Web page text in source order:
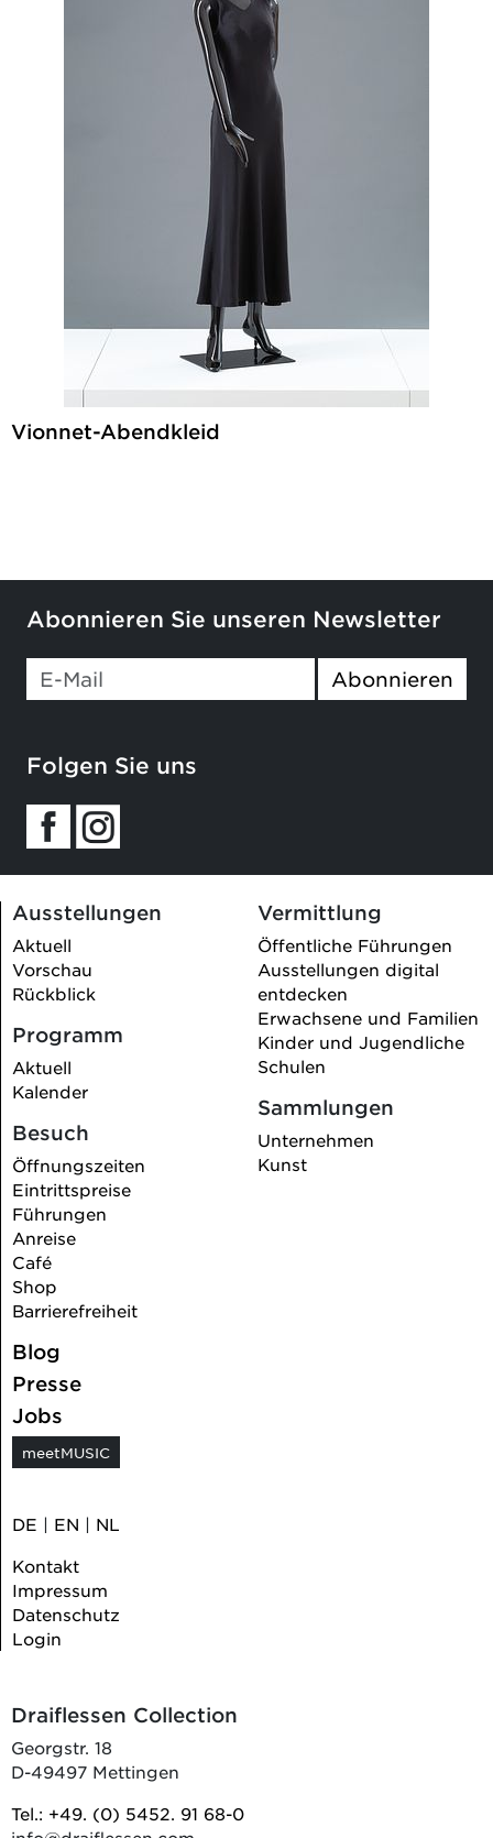
Vionnet-Abendkleid
Abonnieren Sie unseren Newsletter
Abonnieren
Folgen Sie uns
Ausstellungen
Aktuell
Vorschau
Rückblick
Programm
Aktuell
Kalender
Besuch
Öffnungszeiten
Eintrittspreise
Führungen
Anreise
Café
Shop
Barrierefreiheit
Vermittlung
Öffentliche Führungen
Ausstellungen digital
entdecken
Erwachsene und Familien
Kinder und Jugendliche
Schulen
Sammlungen
Unternehmen
Kunst
Blog
Presse
Jobs
meetMUSIC
DE | EN | NL
Kontakt
Impressum
Datenschutz
Login
Draiflessen Collection
Georgstr. 18
D-49497 Mettingen
Tel.: +49. (0) 5452. 91 68-0